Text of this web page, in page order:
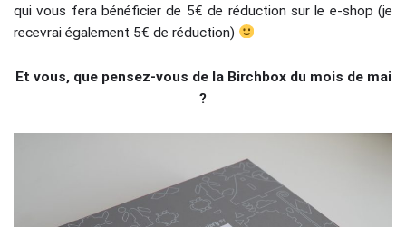
qui vous fera bénéficier de 5€ de réduction sur le e-shop (je
recevrai également 5€ de réduction)
Et vous, que pensez-vous de la Birchbox du mois de mai
?